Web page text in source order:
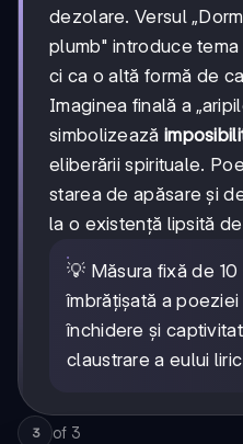
dezolare. Versul
plumb" introduce tema
ci ca o altă formă de
Imaginea finală a
simbolizează
eliberării spirituale.
starea de apăsare și
la o existență lipsită
💡 Măsura fixă de 10
îmbrățișată a
închidere și
claustrare a eului
3 of 3